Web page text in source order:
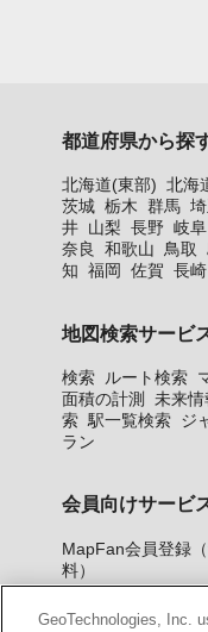
都道府県から探
北海道(東部) 北海
茨城 栃木 群馬
井 山梨 長野 岐阜
奈良
和歌山 鳥取
知 福岡 佐賀 長崎
地図検索サービ
検索 ルート検索
面積の計測
未来
索 駅一覧検索 ジ
ラン
会員向けサービ
MapFan会員登録（
料）
GeoTechnologies, Inc.